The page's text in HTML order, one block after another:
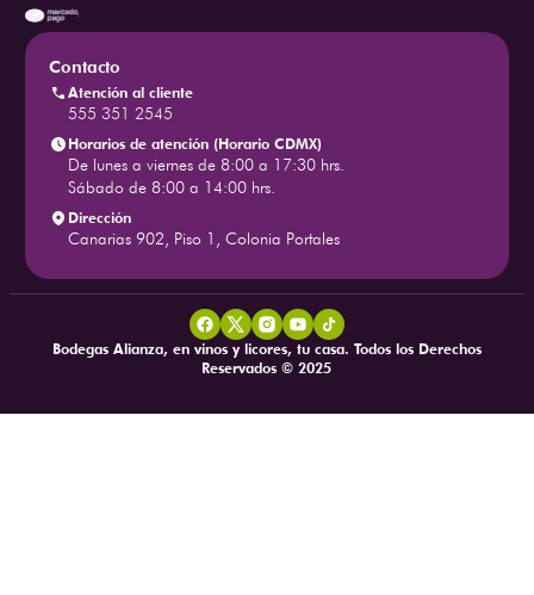
Contacto
Atención al cliente
555 351 2545
Horarios de atención (Horario CDMX)
De lunes a viernes de 8:00 a 17:30 hrs.
Sábado de 8:00 a 14:00 hrs.
Dirección
Canarias 902, Piso 1, Colonia Portales
Bodegas Alianza, en vinos y licores, tu casa. Todos los Derechos
Reservados © 2025